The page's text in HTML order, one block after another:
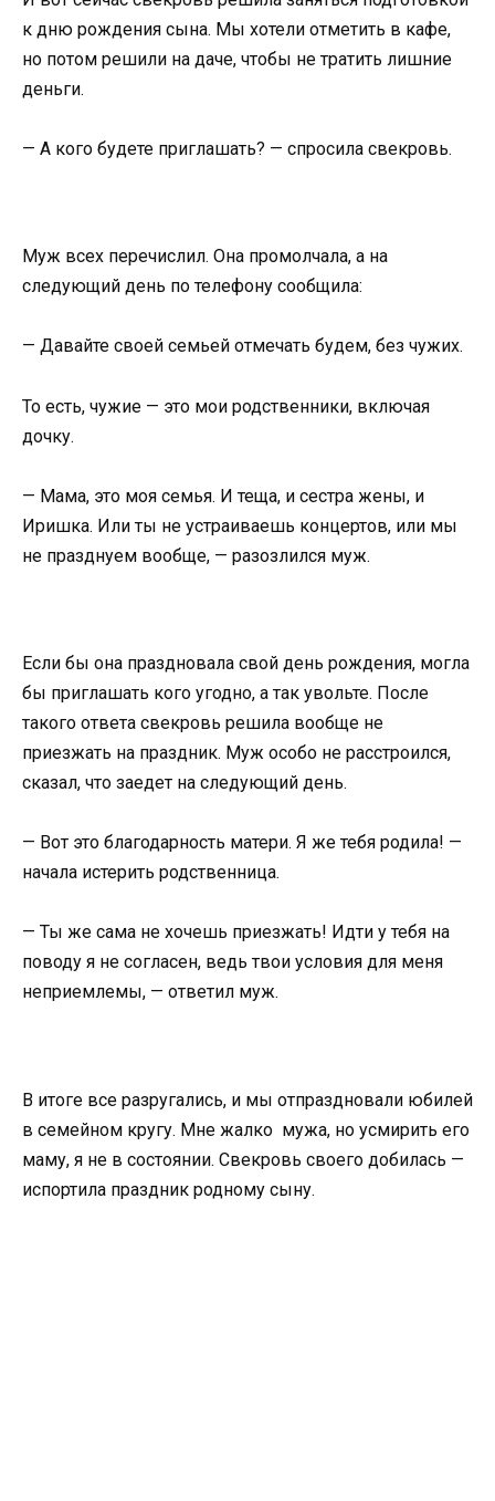
к дню рождения сына. Мы хотели отметить в кафе,
но потом решили на даче, чтобы не тратить лишние
деньги.
— А кого будете приглашать? — спросила свекровь.
Муж всех перечислил. Она промолчала, а на
следующий день по телефону сообщила:
— Давайте своей семьей отмечать будем, без чужих.
То есть, чужие — это мои родственники, включая
дочку.
— Мама, это моя семья. И теща, и сестра жены, и
Иришка. Или ты не устраиваешь концертов, или мы
не празднуем вообще, — разозлился муж.
Если бы она праздновала свой день рождения, могла
бы приглашать кого угодно, а так увольте. После
такого ответа свекровь решила вообще не
приезжать на праздник. Муж особо не расстроился,
сказал, что заедет на следующий день.
— Вот это благодарность матери. Я же тебя родила! —
начала истерить родственница.
— Ты же сама не хочешь приезжать! Идти у тебя на
поводу я не согласен, ведь твои условия для меня
неприемлемы, — ответил муж.
В итоге все разругались, и мы отпраздновали юбилей
в семейном кругу. Мне жалко мужа, но усмирить его
маму, я не в состоянии. Свекровь своего добилась —
испортила праздник родному сыну.